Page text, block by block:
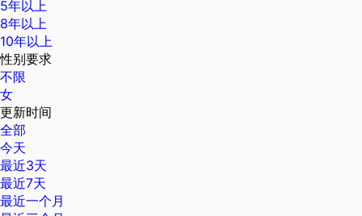
5年以上
8年以上
10年以上
性别要求
不限
女
更新时间
全部
今天
最近3天
最近7天
最近一个月